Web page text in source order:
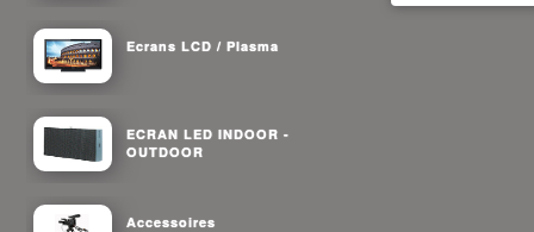
Ecrans LCD / Plasma
ECRAN LED INDOOR -
OUTDOOR
Accessoires